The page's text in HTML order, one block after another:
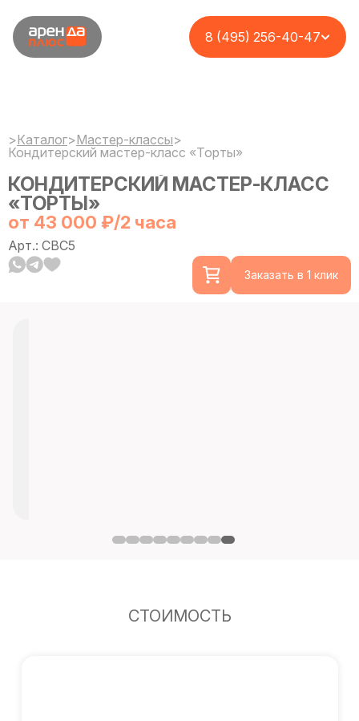
8 (495) 256-40-47
>Каталог>Мастер-классы>
Кондитерский мастер-класс «Торты»
КОНДИТЕРСКИЙ МАСТЕР-КЛАСС
«ТОРТЫ»
от 43 000 ₽/2 часа
Арт.: CBC5
Заказать в 1 клик
СТОИМОСТЬ